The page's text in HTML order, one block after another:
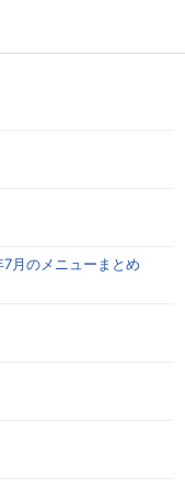
月のメニューまとめ